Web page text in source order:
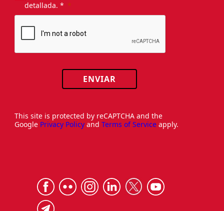
detallada. *
ENVIAR
This site is protected by reCAPTCHA and the
Google Privacy Policy and Terms of Service apply.